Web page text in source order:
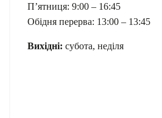
П’ятниця: 9:00 – 16:45
Обідня перерва: 13:00 – 13:45
Вихідні: субота, неділя